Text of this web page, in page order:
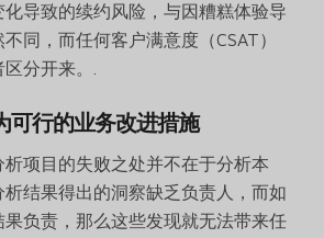
导致的续约风险，与因糟糕体验导
同，而任何客户满意度（CSAT）
分开来。.
可行的业务改进措施
项目的失败之处并不在于分析本
结果得出的洞察缺乏负责人，而如
负责，那么这些发现就无法带来任